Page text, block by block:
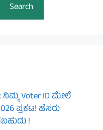
Search
ನಿಮ್ಮ Voter ID ಮೇಲೆ
ಪ್ರಕಟ! ಹೆಸರು
!